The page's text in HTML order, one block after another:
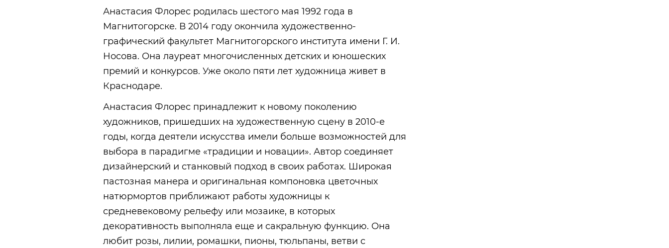
Анастасия Флорес родилась шестого мая 1992 года в
Магнитогорске. В 2014 году окончила художественно-
графический факультет Магнитогорского института имени Г. И.
Носова. Она лауреат многочисленных детских и юношеских
премий и конкурсов. Уже около пяти лет художница живет в
Краснодаре.
Анастасия Флорес принадлежит к новому поколению
художников, пришедших на художественную сцену в 2010-е
годы, когда деятели искусства имели больше возможностей для
выбора в парадигме «традиции и новации». Автор соединяет
дизайнерский и станковый подход в своих работах. Широкая
пастозная манера и оригинальная компоновка цветочных
натюрмортов приближают работы художницы к
средневековому рельефу или мозаике, в которых
декоративность выполняла еще и сакральную функцию. Она
любит розы, лилии, ромашки, пионы, тюльпаны, ветви с